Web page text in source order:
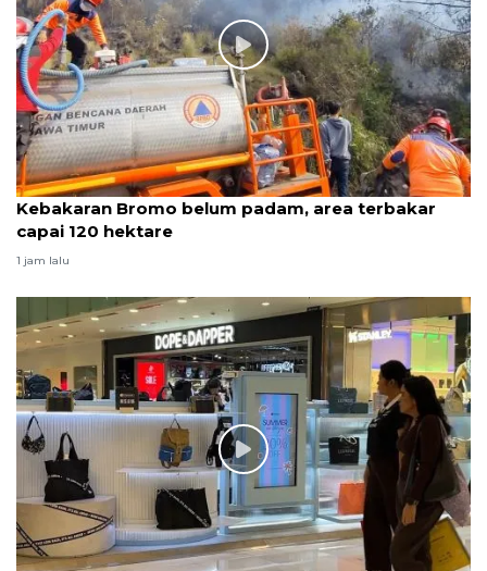
Kebakaran Bromo belum padam, area terbakar
capai 120 hektare
1 jam lalu